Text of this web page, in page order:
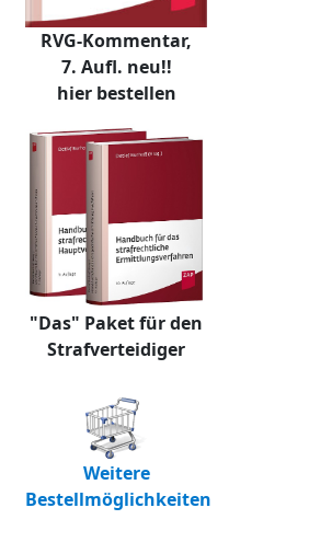
RVG-Kommentar,
7. Aufl. neu!!
hier bestellen
"Das" Paket für den
Strafverteidiger
Weitere
Bestellmöglichkeiten